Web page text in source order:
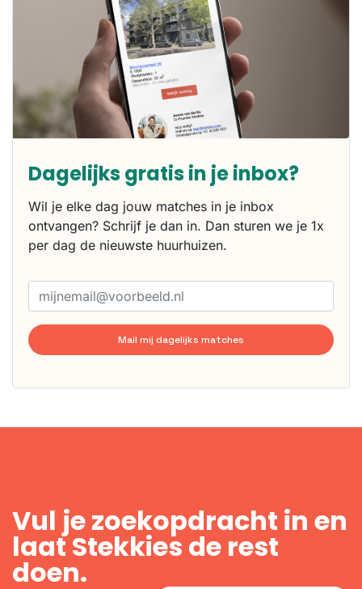
Dagelijks gratis in je inbox?
Wil je elke dag jouw matches in je inbox
ontvangen? Schrijf je dan in. Dan sturen we je 1x
per dag de nieuwste huurhuizen.
Mail mij dagelijks matches
Vul je zoekopdracht in en
laat Stekkies de rest
doen.